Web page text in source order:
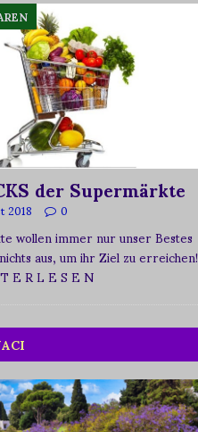
der Supermärkte
2018 0
wollen immer nur unser Bestes
aus, um ihr Ziel zu erreichen!
E R L E S E N